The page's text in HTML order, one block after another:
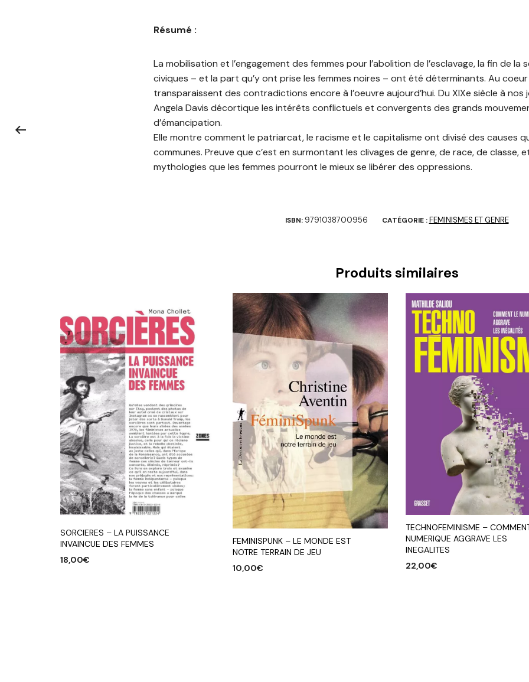
Résumé :
La mobilisation et l’engagement des femmes pour l’abolition de l’esclavage, la fin de
civiques – et la part qu’y ont prise les femmes noires – ont été déterminants. Au
transparaissent des contradictions encore à l’oeuvre aujourd’hui. Du XIXe siècle à nos
Angela Davis décortique les intérêts conflictuels et convergents des grands
d’émancipation.
Elle montre comment le patriarcat, le racisme et le capitalisme ont divisé des causes
communes. Preuve que c’est en surmontant les clivages de genre, de race, de classe,
mythologies que les femmes pourront le mieux se libérer des oppressions.
ISBN: 9791038700956 CATÉGORIE :FEMINISMES ET GENRE
Produits similaires
SORCIERES – LA PUISSANCE
INVAINCUE DES FEMMES
18,00€
FEMINISPUNK – LE MONDE EST
NOTRE TERRAIN DE JEU
10,00€
TECHNOFEMINISME –
NUMERIQUE AGGRAVE LES
INEGALITES
22,00€